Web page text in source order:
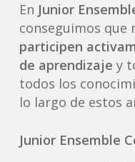
En Junior
conseguimos que
participen
de aprendizaje y
todos los
lo largo de estos
Junior Ensemble